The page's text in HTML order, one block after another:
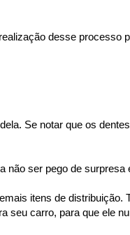
desse processo
Se notar que os
não ser pego de
itens de
seu carro, para que ele